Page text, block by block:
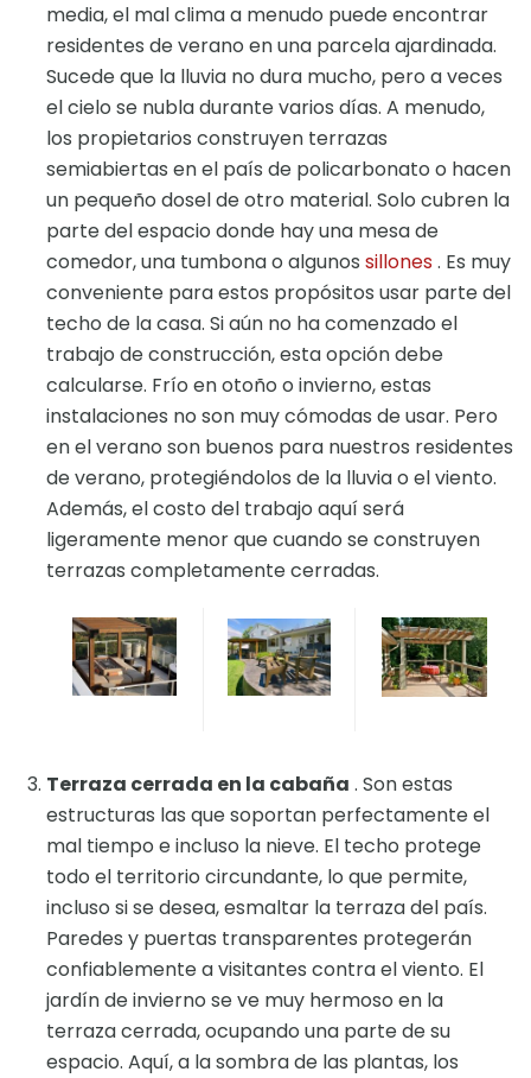
media, el mal clima a menudo puede encontrar
residentes de verano en una parcela ajardinada.
Sucede que la lluvia no dura mucho, pero a veces
el cielo se nubla durante varios días. A menudo,
los propietarios construyen terrazas
semiabiertas en el país de policarbonato o hacen
un pequeño dosel de otro material. Solo cubren la
parte del espacio donde hay una mesa de
comedor, una tumbona o algunos sillones. Es muy
conveniente para estos propósitos usar parte del
techo de la casa. Si aún no ha comenzado el
trabajo de construcción, esta opción debe
calcularse. Frío en otoño o invierno, estas
instalaciones no son muy cómodas de usar. Pero
en el verano son buenos para nuestros residentes
de verano, protegiéndolos de la lluvia o el viento.
Además, el costo del trabajo aquí será
ligeramente menor que cuando se construyen
terrazas completamente cerradas.
Terraza cerrada en la cabaña . Son estas
estructuras las que soportan perfectamente el
mal tiempo e incluso la nieve. El techo protege
todo el territorio circundante, lo que permite,
incluso si se desea, esmaltar la terraza del país.
Paredes y puertas transparentes protegerán
confiablemente a visitantes contra el viento. El
jardín de invierno se ve muy hermoso en la
terraza cerrada, ocupando una parte de su
espacio. Aquí, a la sombra de las plantas, los